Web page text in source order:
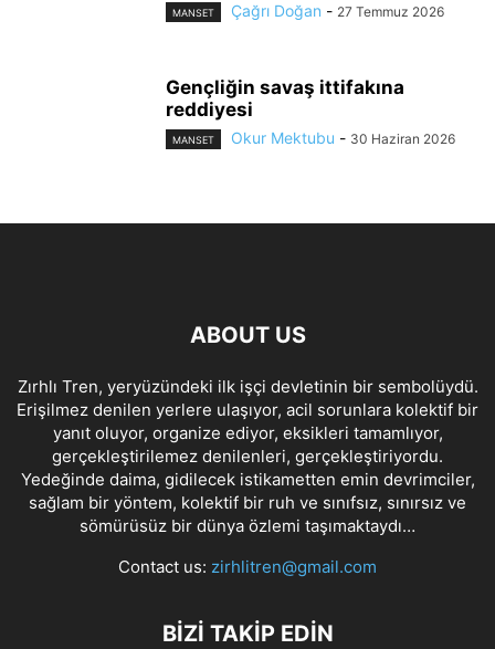
MANSET Çağrı Doğan - 27 Temmuz 2026
Gençliğin savaş ittifakına
reddiyesi
MANSET Okur Mektubu - 30 Haziran 2026
ABOUT US
Zırhlı Tren, yeryüzündeki ilk işçi devletinin bir sembolüydü.
Erişilmez denilen yerlere ulaşıyor, acil sorunlara kolektif bir
yanıt oluyor, organize ediyor, eksikleri tamamlıyor,
gerçekleştirilemez denilenleri, gerçekleştiriyordu.
Yedeğinde daima, gidilecek istikametten emin devrimciler,
sağlam bir yöntem, kolektif bir ruh ve sınıfsız, sınırsız ve
sömürüsüz bir dünya özlemi taşımaktaydı…
Contact us: zirhlitren@gmail.com
BİZİ TAKİP EDİN